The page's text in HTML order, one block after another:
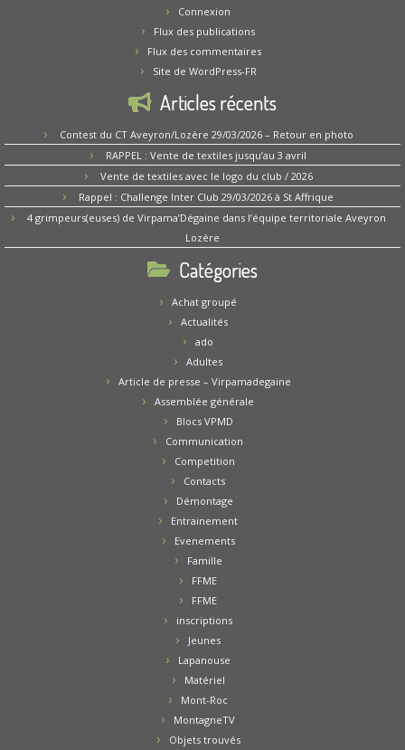
Connexion
Flux des publications
Flux des commentaires
Site de WordPress-FR
Articles récents
Contest du CT Aveyron/Lozère 29/03/2026 – Retour en photo
RAPPEL : Vente de textiles jusqu’au 3 avril
Vente de textiles avec le logo du club / 2026
Rappel : Challenge Inter Club 29/03/2026 à St Affrique
4 grimpeurs(euses) de Virpama’Dégaine dans l’équipe territoriale Aveyron
Lozère
Catégories
Achat groupé
Actualités
ado
Adultes
Article de presse – Virpamadegaine
Assemblée générale
Blocs VPMD
Communication
Competition
Contacts
Démontage
Entrainement
Evenements
Famille
FFME
FFME
inscriptions
Jeunes
Lapanouse
Matériel
Mont-Roc
MontagneTV
Objets trouvés